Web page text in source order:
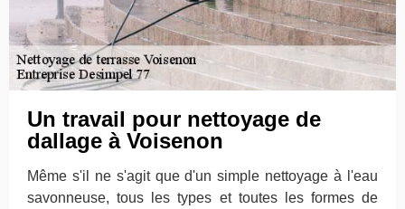
Un travail pour nettoyage de
dallage à Voisenon
Même s'il ne s'agit que d'un simple nettoyage à l'eau
savonneuse, tous les types et toutes les formes de